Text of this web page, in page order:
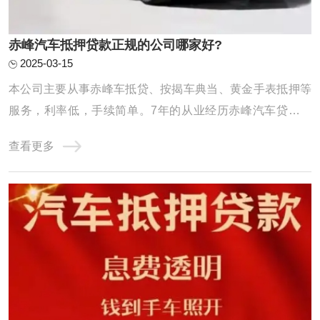
赤峰汽车抵押贷款正规的公司哪家好?
2025-03-15
本公司主要从事赤峰车抵贷、按揭车典当、黄金手表抵押等
服务，利率低，手续简单。7年的从业经历赤峰汽车贷款积
以“客户利益至上”为服务宗旨，为您量身定做便捷、适合的
方案，为广大客户排忧解难，建立了多方位、稳固的渠道合
作关系，成为渠道与客户之间的纽带和桥梁， ...
查看更多